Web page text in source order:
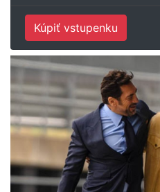
Kúpiť vstupenku